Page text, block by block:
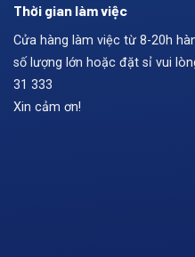
Thời gian làm việc
Cửa hàng làm việc từ 8-20h
số lượng lớn hoặc đặt sỉ vui
31 333
Xin cảm ơn!